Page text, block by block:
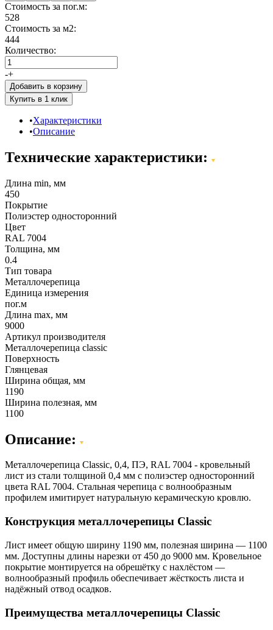
Стоимость за пог.м:
528
Стоимость за м2:
444
Количество:
-+
Добавить в корзину
Характеристики
Описание
Технические характеристики:
Длина min, мм
450
Покрытие
Полиэстер односторонний
Цвет
RAL 7004
Толщина, мм
0.4
Тип товара
Металлочерепица
Единица измерения
пог.м
Длина max, мм
9000
Артикул производителя
Металлочерепица classic
Поверхность
Глянцевая
Ширина общая, мм
1190
Ширина полезная, мм
1100
Описание:
Металлочерепица Classic, 0,4, ПЭ, RAL 7004 - кровельный
лист из стали толщиной 0,4 мм с полиэстер односторонний
цвета RAL 7004. Стальная черепица с волнообразным
профилем имитирует натуральную керамическую кровлю.
Конструкция металлочерепицы Classic
Лист имеет общую ширину 1190 мм, полезная ширина — 1100
мм. Доступны длины нарезки от 450 до 9000 мм. Кровельное
покрытие монтируется на обрешётку с нахлёстом —
волнообразный профиль обеспечивает жёсткость листа и
надёжный отвод осадков.
Преимущества металлочерепицы Classic